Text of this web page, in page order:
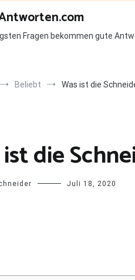
Fragen bekommen gute
Beliebt Was ist die
die
Juli 18, 2020